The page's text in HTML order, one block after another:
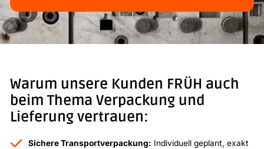
Warum unsere Kunden FRÜH auch
beim Thema Verpackung und
Lieferung vertrauen:
Sichere Transportverpackung: Individuell geplant, exakt